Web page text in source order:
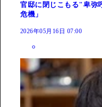
官邸に閉じこもる"卑弥
危機」
2026年05月16日 07:00